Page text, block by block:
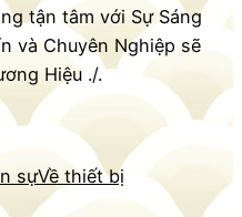
tận tâm với Sự Sáng
và Chuyên Nghiệp sẽ
Hiệu ./.
sựVề thiết bị